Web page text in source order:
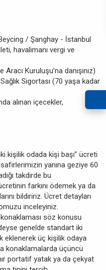
/ Şanghay - İstanbul
havalimanı vergi ve
Kuruluşu’na danışınız)
Sigortası (70 yaşa kadar
alınan içecekler,
kişilik odada kişi başı” ücreti
yanına geziye 60
takdirde bu
farkını ödemek ya da
bildiririz. Ücret detayları
inceleyiniz.
söz konusu
genelde standart iki
eklenerek üç kişilik odaya
konaklamalarda üçüncü
portatif yatak ya da çekyat